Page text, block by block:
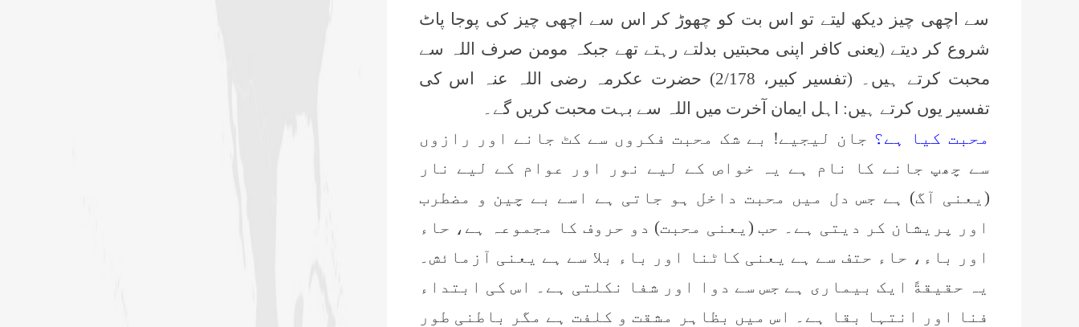
سے اچھی چیز دیکھ لیتے تو اس بت کو چھوڑ کر اس سے اچھی چیز کی پوجا پاٹ
شروع کر دیتے (یعنی کافر اپنی محبتیں بدلتے رہتے تھے جبکہ مومن صرف اللہ سے
محبت کرتے ہیں۔ (تفسیر کبیر، 2/178) حضرت عکرمہ رضی اللہ عنہ اس کی
تفسیر یوں کرتے ہیں: اہل ایمان آخرت میں اللہ سے بہت محبت کریں گے۔
محبت کیا ہے؟ جان لیجیے! بے شک محبت فکروں سے کٹ جانے اور رازوں
سے چھپ جانے کا نام ہے یہ خواص کے لیے نور اور عوام کے لیے نار
(یعنی آگ) ہے جس دل میں محبت داخل ہو جاتی ہے اسے بے چین و مضطرب
اور پریشان کر دیتی ہے۔ حب (یعنی محبت) دو حروف کا مجموعہ ہے، حاء
اور باء، حاء حتف سے ہے یعنی کاٹنا اور باء بلا سے ہے یعنی آزمائش۔
یہ حقیقةً ایک بیماری ہے جس سے دوا اور شفا نکلتی ہے۔ اس کی ابتداء
فنا اور انتہا بقا ہے۔ اس میں بظاہر مشقت و کلفت ہے مگر باطنی طور